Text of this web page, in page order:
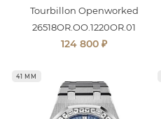
Tourbillon Openworked
26518OR.OO.1220OR.01
124 800 ₽
41 ММ